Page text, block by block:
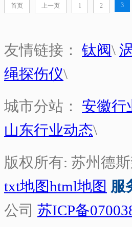
首页 上一页 1 2 3
友情链接： 钛阀\
绳探伤仪\
城市分站： 安徽行
山东行业动态\
版权所有: 苏州德
txt地图html地图 服
公司 苏ICP备